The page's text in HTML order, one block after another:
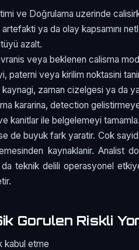
ve Doğrulama uzerinde
ya da olay kapsamını
azalt.
veya beklenen calisma
paterni veya kirilim noktasini
zaman cizelgesi ya da
kararina, detection
kanitlar ile belgelemeyi tamamla.
de buyuk fark yaratir. Cok
kaynaklanir. Analist
teknik delili operasyonel
Gorulen Riskli
kabul etme